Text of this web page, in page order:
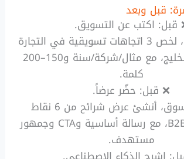
قبل: اكتب عن التسويق.
✅ بعد: كمحلل، لخص 3 اتجاهات تسويقية في التجارة
الإلكترونية بالخليج، مع مثال/شركة/سنة و150–200
كلمة.
❌ قبل: حضّر عرضاً.
✅ بعد: كمسوق، أنشئ عرض شرائح من 6 نقاط
لإطلاق منتج B2B، مع رسالة أساسية وCTA وجمهور
مستهدف.